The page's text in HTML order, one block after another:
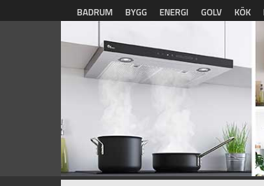
Hoppa till huvudinnehåll
BADRUM BYGG ENERGI GOLV KÖK